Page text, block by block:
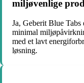
miljøvenlige
Ja, Geberit Blue
minimal
med et lavt
løsning.